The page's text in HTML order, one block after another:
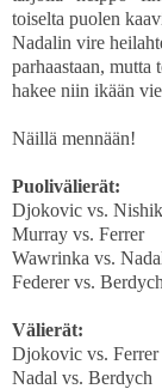
toiselta puolen
Nadalin vire
parhaastaan,
hakee niin ikään
Näillä mennään!
Puolivälierät:
Djokovic vs.
Murray vs. Ferrer
Wawrinka vs.
Federer vs. Berdych
Välierät:
Djokovic vs. Ferrer
Nadal vs. Berdych